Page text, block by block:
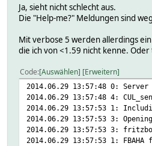
2014.06.28 21:22:44 5: CUL/
2014.06.28 21:22:44 5: CUL_0
2014.06.28 21:22:49 5: CUL/
2014.06.28 21:22:49 4:
2014.06.28 21:22:49 5: CUL_0
2014.06.28 21:22:58 5: CUL/
2014.06.28 21:22:58 4:
2014.06.28 21:22:58 5: CUL_0
2014.06.28 21:23:10 5: CUL/
Ja, sieht nicht schlecht aus.
Die "Help-me?" Meldungen sind
Mit verbose 5 werden allerdings
die ich von <1.59 nicht kenne. Oder
Code Auswählen Erweitern
2014.06.29 13:57:48 0: Server
2014.06.29 13:57:48 4:
2014.06.29 13:57:53 1:
2014.06.29 13:57:53 3:
2014.06.29 13:57:53 3:
2014.06.29 13:57:53 1: